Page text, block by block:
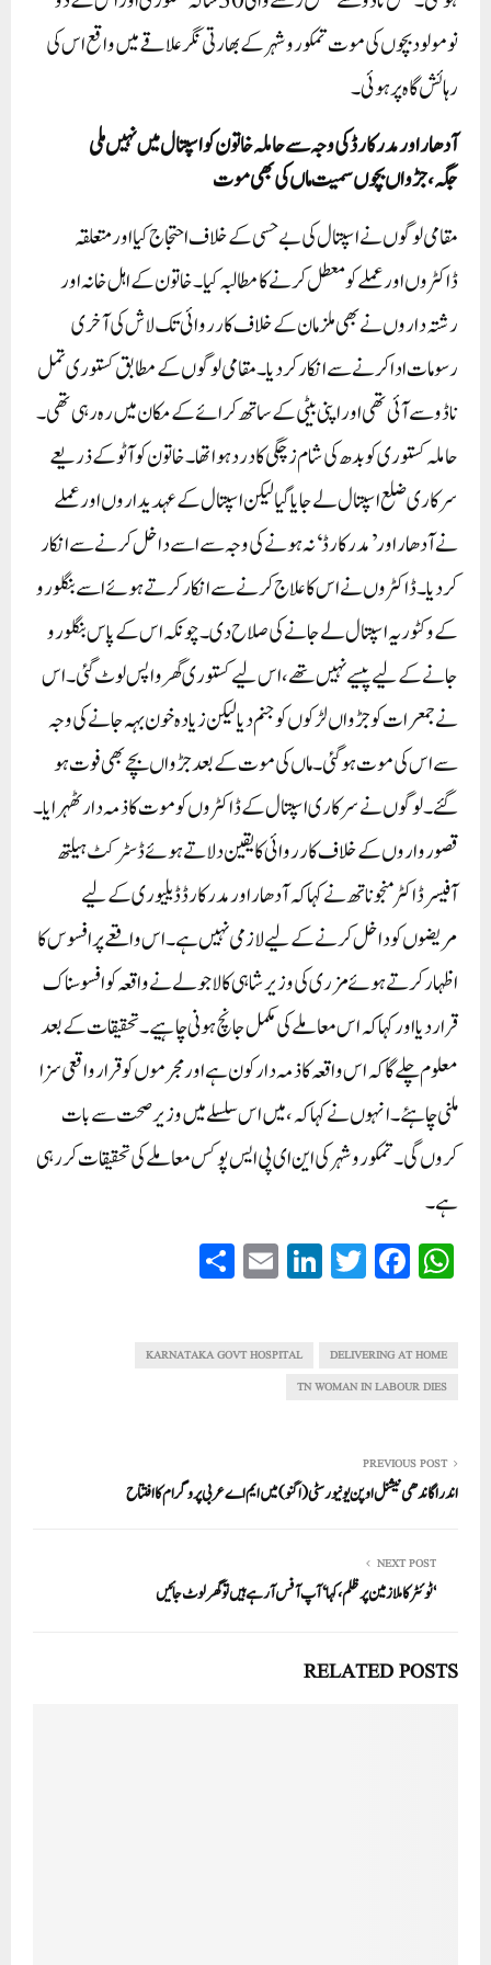
نومولود بچوں کی موت تمکورو شہر کے بھارتی نگر علاقے میں واقع اس کی
رہائش گاہ پر ہوئی۔
آدھاراور مدر کارڈ کی وجہ سے حاملہ خاتون کو اسپتال میں نہیں ملی
جگہ،جڑواں بچوں سمیت ماں کی بھی موت
مقامی لوگوں نے اسپتال کی بے حسی کے خلاف احتجاج کیا اور متعلقہ
ڈاکٹروں اور عملے کو معطل کرنے کا مطالبہ کیا۔ خاتون کے اہل خانہ اور
رشتہ داروں نے بھی ملزمان کے خلاف کارروائی تک لاش کی آخری
رسومات ادا کرنے سے انکار کر دیا۔ مقامی لوگوں کے مطابق کستوری تمل
ناڈو سے آئی تھی اور اپنی بیٹی کے ساتھ کرائے کے مکان میں رہ رہی تھی۔
حاملہ کستوری کو بدھ کی شام زچگی کا درد ہوا تھا۔خاتون کو آٹو کے ذریعے
سرکاری ضلع اسپتال لے جایا گیا لیکن اسپتال کے عہدیداروں اور عملے
نے آدھار اور ’مدر کارڈ‘ نہ ہونے کی وجہ سے اسے داخل کرنے سے انکار
کر دیا۔ ڈاکٹروں نے اس کا علاج کرنے سے انکار کرتے ہوئے اسے بنگلورو
کے وکٹوریہ اسپتال لے جانے کی صلاح دی۔ چونکہ اس کے پاس بنگلورو
جانے کے لیے پیسے نہیں تھے، اس لیے کستوری گھر واپس لوٹ گئی۔ اس
نے جمعرات کو جڑواں لڑکوں کو جنم دیا لیکن زیادہ خون بہہ جانے کی وجہ
سے اس کی موت ہو گئی۔ ماں کی موت کے بعد جڑواں بچے بھی فوت ہو
گئے۔لوگوں نے سرکاری اسپتال کے ڈاکٹروں کو موت کا ذمہ دار ٹھہرایا۔
قصورواروں کے خلاف کارروائی کا یقین دلاتے ہوئے ڈسٹرکٹ ہیلتھ
آفیسر ڈاکٹر منجوناتھ نے کہا کہ آدھار اور مدر کارڈ ڈیلیوری کے لیے
مریضوں کو داخل کرنے کے لیے لازمی نہیں ہے۔اس واقعے پر افسوس کا
اظہار کرتے ہوئے مزری کی وزیر شاہی کالا جولے نے واقعہ کو افسوسناک
قرار دیا اور کہا کہ اس معاملے کی مکمل جانچ ہونی چاہیے۔ تحقیقات کے بعد
معلوم چلے گا کہ اس واقعہ کا ذمہ دار کون ہے اور مجرموں کو قرار واقعی سزا
ملنی چاہئے۔ انہوں نے کہا کہ، میں اس سلسلے میں وزیر صحت سے بات
کروں گی۔ تمکورو شہر کی این ای پی ایس پوکس معاملے کی تحقیقات کر رہی
ہے۔
W
ha
A
pp
Fa
ce
ok
T
wi
r
Li
nk
In
E
m
DELIVERING AT HOME
KARNATAKA GOVT HOSPITAL
TN WOMAN IN LABOUR DIES
PREVIOUS POST
اندرا گاندھی نیشنل اوپن یونیورسٹی(اگنو) میں ایم اے عربی پروگرام کا افتتاح
NEXT POST
‘ٹوئٹر کا ملازمین پر ظلم، کہا ‘آپ آفس آ رہے ہیں تو گھر لوٹ جائیں
RELATED POSTS